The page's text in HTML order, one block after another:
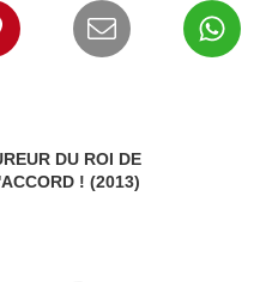
DU ROI DE
BRUXELLES, JE NE SUIS PAS D'ACCORD ! (2013)